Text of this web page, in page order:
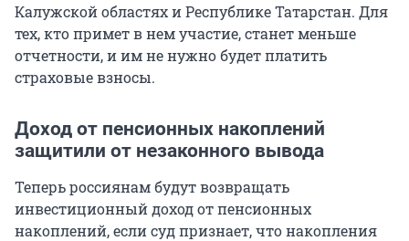
Калужской областях и Республике Татарстан. Для
тех, кто примет в нем участие, станет меньше
отчетности, и им не нужно будет платить
страховые взносы.
Доход от пенсионных накоплений
защитили от незаконного вывода
Теперь россиянам будут возвращать
инвестиционный доход от пенсионных
накоплений, если суд признает, что накопления